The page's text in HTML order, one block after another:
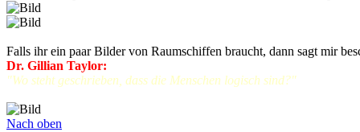
Falls ihr ein paar Bilder von Raumschiffen braucht, dann sagt mir
Dr. Gillian Taylor:
"Wo steht geschrieben, dass die Menschen logisch sind?"
Nach oben